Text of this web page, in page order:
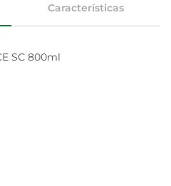
Características
SC 800ml